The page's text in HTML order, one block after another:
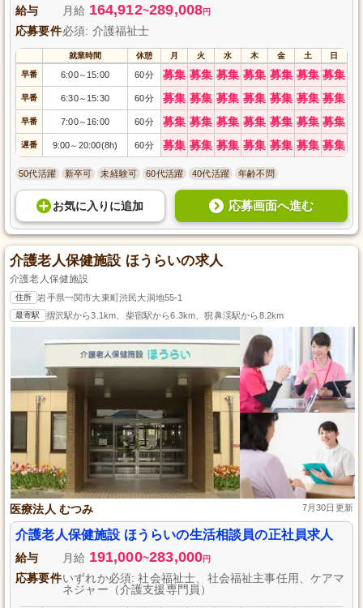
給与 月給 164,912~289,008円
応募要件必須: 介護福祉士
就業時間 休憩 月 火 水 木 金 土 日
早番 6:00～ 15:00 60分 募集 募集 募集 募集 募集 募集 募集
早番 6:30～ 15:30 60分 募集 募集 募集 募集 募集 募集 募集
早番 7:00～ 16:00 60分 募集 募集 募集 募集 募集 募集 募集
遅番 9:00～ 20:00(8h) 60分 募集 募集 募集 募集 募集 募集 募集
50代活躍 新卒可 未経験可 60代活躍 40代活躍 年齢不問
お気に入り に追加 応募画面へ進む
介護老人保健施設 ほうらいの求人
介護老人保健施設
住所 岩手県一関市大東町渋民大洞地55-1
最寄駅 摺沢駅から3.1km、柴宿駅から6.3km、猊鼻渓駅から8.2km
医療法人 むつみ 7月30日更新
介護老人保健施設 ほうらいの生活相談員の正社員求人
給与 月給 191,000~283,000円
応募要件いずれか必須: 社会福祉士、社会福祉主事任用、ケアマ
ネジャー（介護支援専門員）